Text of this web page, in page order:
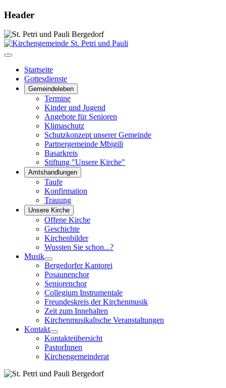
Header
Startseite
Gottesdienste
Gemeindeleben
Termine
Kinder und Jugend
Angebote für Senioren
Klimaschutz
Schutzkonzept unserer Gemeinde
Partnergemeinde Mbigili
Basarkreis
Stiftung "Unsere Kirche"
Amtshandlungen
Taufe
Konfirmation
Trauung
Unsere Kirche
Offene Kirche
Geschichte
Kirchenbilder
Wussten Sie schon...?
Musik
Bergedorfer Kantorei
Posaunenchor
Seniorenchor
Collegium Instrumentale
Freundeskreis der Kirchenmusik
Zeit zum Innehalten
Kirchenmusikalische Veranstaltungen
Kontakt
Kontakteübersicht
PastorInnen
Kirchengemeinderat